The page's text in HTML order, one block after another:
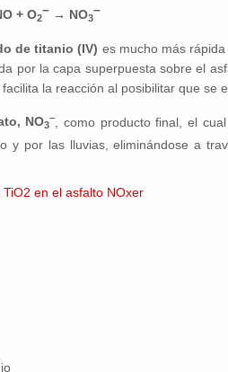
+ O2
– → NO3
–
de titanio (IV) es mucho más
por la capa superpuesta sobre el
la reacción al posibilitar que se
NO3
–
, como producto final, el
y por las lluvias, eliminándose a